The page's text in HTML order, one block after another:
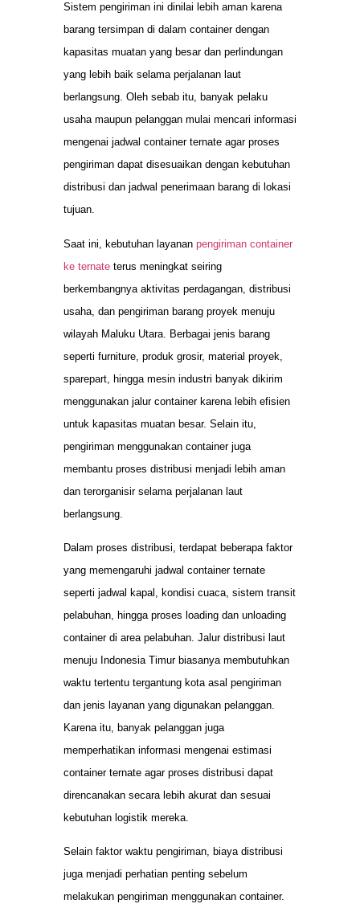
Sistem pengiriman ini dinilai lebih aman karena
barang tersimpan di dalam container dengan
kapasitas muatan yang besar dan perlindungan
yang lebih baik selama perjalanan laut
berlangsung. Oleh sebab itu, banyak pelaku
usaha maupun pelanggan mulai mencari informasi
mengenai jadwal container ternate agar proses
pengiriman dapat disesuaikan dengan kebutuhan
distribusi dan jadwal penerimaan barang di lokasi
tujuan.
Saat ini, kebutuhan layanan pengiriman container
ke ternate terus meningkat seiring
berkembangnya aktivitas perdagangan, distribusi
usaha, dan pengiriman barang proyek menuju
wilayah Maluku Utara. Berbagai jenis barang
seperti furniture, produk grosir, material proyek,
sparepart, hingga mesin industri banyak dikirim
menggunakan jalur container karena lebih efisien
untuk kapasitas muatan besar. Selain itu,
pengiriman menggunakan container juga
membantu proses distribusi menjadi lebih aman
dan terorganisir selama perjalanan laut
berlangsung.
Dalam proses distribusi, terdapat beberapa faktor
yang memengaruhi jadwal container ternate
seperti jadwal kapal, kondisi cuaca, sistem transit
pelabuhan, hingga proses loading dan unloading
container di area pelabuhan. Jalur distribusi laut
menuju Indonesia Timur biasanya membutuhkan
waktu tertentu tergantung kota asal pengiriman
dan jenis layanan yang digunakan pelanggan.
Karena itu, banyak pelanggan juga
memperhatikan informasi mengenai estimasi
container ternate agar proses distribusi dapat
direncanakan secara lebih akurat dan sesuai
kebutuhan logistik mereka.
Selain faktor waktu pengiriman, biaya distribusi
juga menjadi perhatian penting sebelum
melakukan pengiriman menggunakan container.